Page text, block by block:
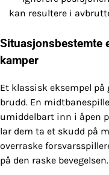
kan resultere i
Situasjonsbestemte
kamper
Et klassisk eksempel
brudd. En
umiddelbart inn i åpen
lar dem ta et skudd på
overraske
på den raske bevegelsen.